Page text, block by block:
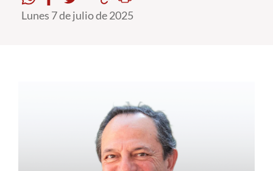
Admisión
Lunes 7 de julio de 2025